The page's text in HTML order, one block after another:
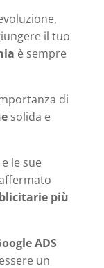
il tuo
è sempre
di
solida e
le sue
più
ADS
un